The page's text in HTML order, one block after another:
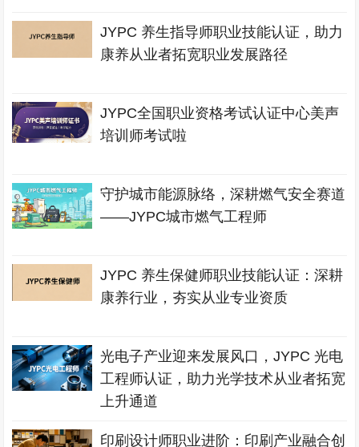
JYPC 养生指导师职业技能认证，助力
康养从业者拓宽职业发展路径
JYPC全国职业资格考试认证中心美声
培训师考试啦
守护城市能源脉络，深耕燃气安全赛道
——JYPC城市燃气工程师
JYPC 养生保健师职业技能认证：深耕
康养行业，夯实从业专业资质
光电子产业迎来发展风口，JYPC 光电
工程师认证，助力光学技术从业者拓宽
上升通道
印刷设计师职业进阶：印刷产业融合创